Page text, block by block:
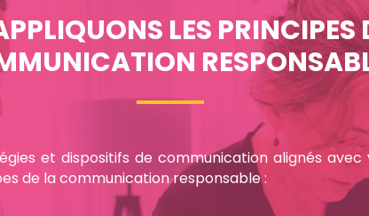
LES PRINCIPES
et dispositifs de communication alignés avec
de la communication responsable :